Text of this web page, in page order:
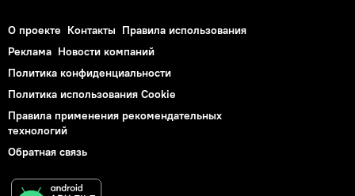
О проекте Контакты Правила использования
Реклама Новости компаний
Политика конфиденциальности
Политика использования Cookie
Правила применения рекомендательных
технологий
Обратная связь